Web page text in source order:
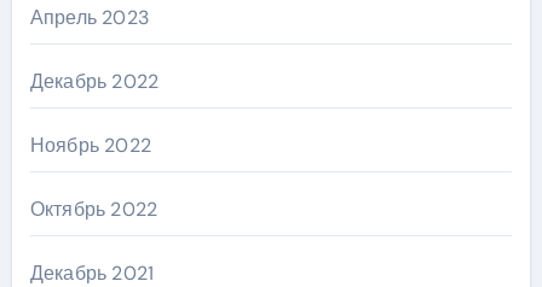
Апрель 2023
Декабрь 2022
Ноябрь 2022
Октябрь 2022
Декабрь 2021